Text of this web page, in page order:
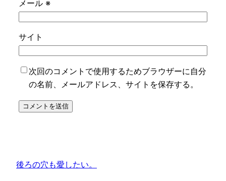
メール ※
サイト
次回のコメントで使用するためブラウザーに自分
の名前、メールアドレス、サイトを保存する。
後ろの穴も愛したい。